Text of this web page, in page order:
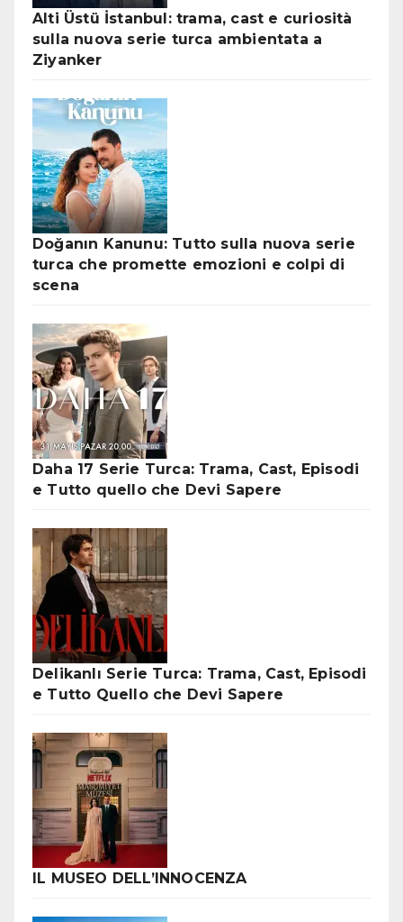
Alti Üstü İstanbul: trama, cast e curiosità
sulla nuova serie turca ambientata a
Ziyanker
Doğanın Kanunu: Tutto sulla nuova serie
turca che promette emozioni e colpi di
scena
Daha 17 Serie Turca: Trama, Cast, Episodi
e Tutto quello che Devi Sapere
Delikanlı Serie Turca: Trama, Cast, Episodi
e Tutto Quello che Devi Sapere
IL MUSEO DELL’INNOCENZA